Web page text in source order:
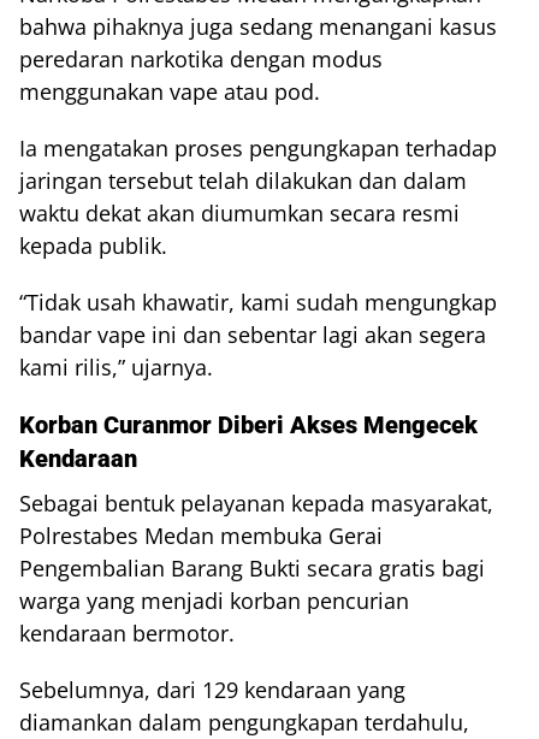
bahwa pihaknya juga sedang menangani kasus
peredaran narkotika dengan modus
menggunakan vape atau pod.
Ia mengatakan proses pengungkapan terhadap
jaringan tersebut telah dilakukan dan dalam
waktu dekat akan diumumkan secara resmi
kepada publik.
“Tidak usah khawatir, kami sudah mengungkap
bandar vape ini dan sebentar lagi akan segera
kami rilis,” ujarnya.
Korban Curanmor Diberi Akses Mengecek
Kendaraan
Sebagai bentuk pelayanan kepada masyarakat,
Polrestabes Medan membuka Gerai
Pengembalian Barang Bukti secara gratis bagi
warga yang menjadi korban pencurian
kendaraan bermotor.
Sebelumnya, dari 129 kendaraan yang
diamankan dalam pengungkapan terdahulu,